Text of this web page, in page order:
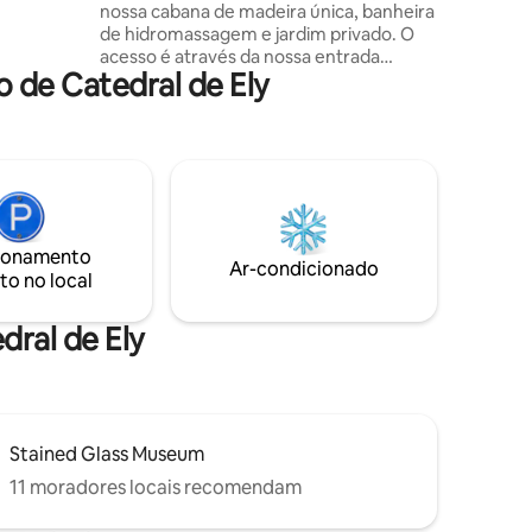
muito
nossa cabana de madeira única, banheira
de hidromassagem e jardim privado. O
acesso é através da nossa entrada
segura separada para o jardim
personalizado. Quando estiver dentro,
explorar áreas locais, incluindo Woburn,
Wrest Park e a uma curta distância de
carro da Estação Ferroviária de Flitwick,
com acesso direto a London St Pancras
de Catedral de Ely
no local
Ar-condicionado
de Ely
Stained Glass Museum
11 moradores locais recomendam